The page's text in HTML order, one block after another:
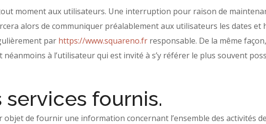
moment aux utilisateurs. Une interruption pour raison de
alors de communiquer préalablement aux utilisateurs les dates et
par https://www.squareno.fr responsable. De la même
à l’utilisateur qui est invité à s’y référer le plus souvent
fournis.
objet de fournir une information concernant l’ensemble des activités